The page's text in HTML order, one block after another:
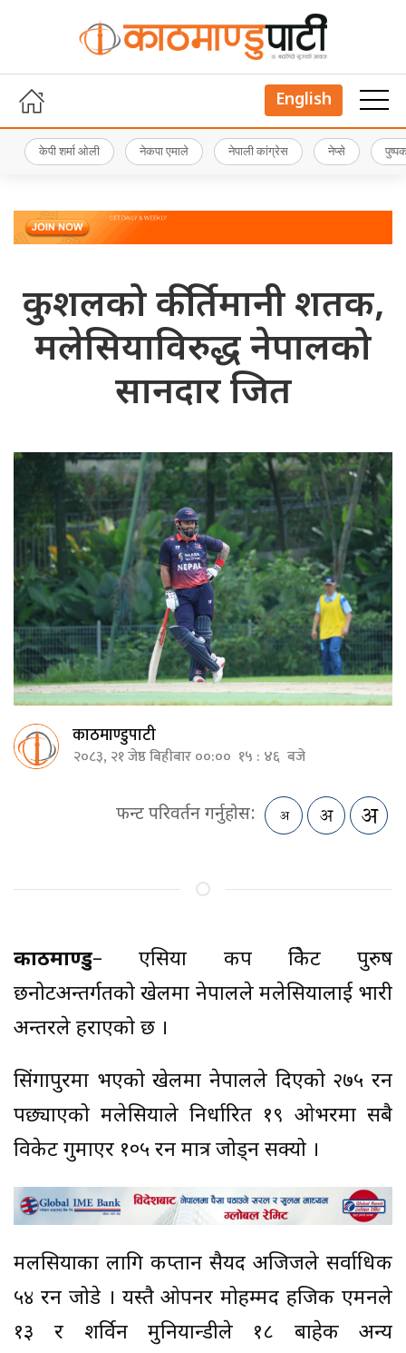
English
केपी शर्मा ओली नेकपा एमाले नेपाली कांग्रेस नेप्से
कुशलको कीर्तिमानी शतक,
मलेसियाविरुद्ध नेपालको
सानदार जित
काठमाण्डुपाटी
२०८३, २१ जेष्ठ बिहीबार ००:०० १५ : ४६ बजे
फन्ट परिवर्तन गर्नुहोस:
काठमाण्डु– एसिया कप क्रिकेट पुरुष
छनोटअन्तर्गतको खेलमा नेपालले मलेसियालाई भारी
अन्तरले हराएको छ ।
सिंगापुरमा भएको खेलमा नेपालले दिएको २७५ रन
पछ्याएको मलेसियाले निर्धारित १९ ओभरमा सबै
विकेट गुमाएर १०५ रन मात्र जोड्न सक्यो ।
मलसियाका लागि कप्तान सैयद अजिजले सर्वाधिक
५४ रन जोडे । यस्तै ओपनर मोहम्मद हजिक एमनले
१३ र शर्विन मुनियान्डीले १८ बाहेक अन्य